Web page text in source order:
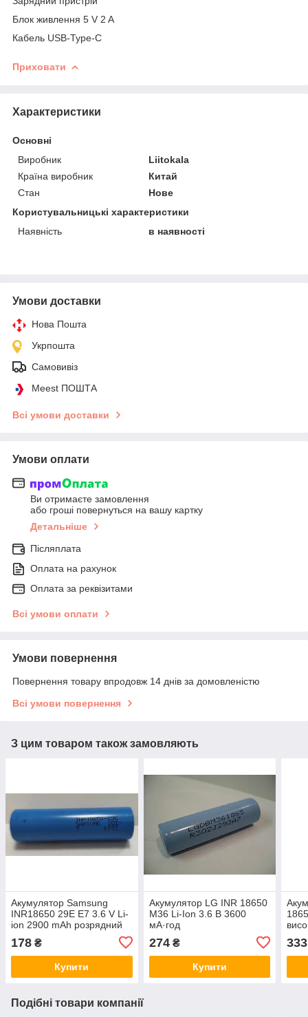
Блок живлення 5 V 2 A
Кабель USB-Type-C
Приховати
Характеристики
Основні
Виробник
Liitokala
Країна виробник
Китай
Стан
Нове
Користувальницькі характеристики
Наявність
в наявності
Умови доставки
Нова Пошта
Укрпошта
Самовивіз
Meest ПОШТА
Всі умови доставки
Умови оплати
Ви отримаєте замовлення
або гроші повернуться на вашу картку
Детальніше
Післяплата
Оплата на рахунок
Оплата за реквізитами
Всі умови оплати
Умови повернення
Повернення товару впродовж 14 днів за домовленістю
Всі умови повернення
З цим товаром також замовляють
Акумулятор Samsung
INR18650 29E E7 3.6 V Li-
ion 2900 mAh розрядний
178 ₴
Купити
Акумулятор LG INR 18650
M36 Li-Ion 3.6 В 3600
мА·год
274₴
Купити
333
Подібні товари компанії